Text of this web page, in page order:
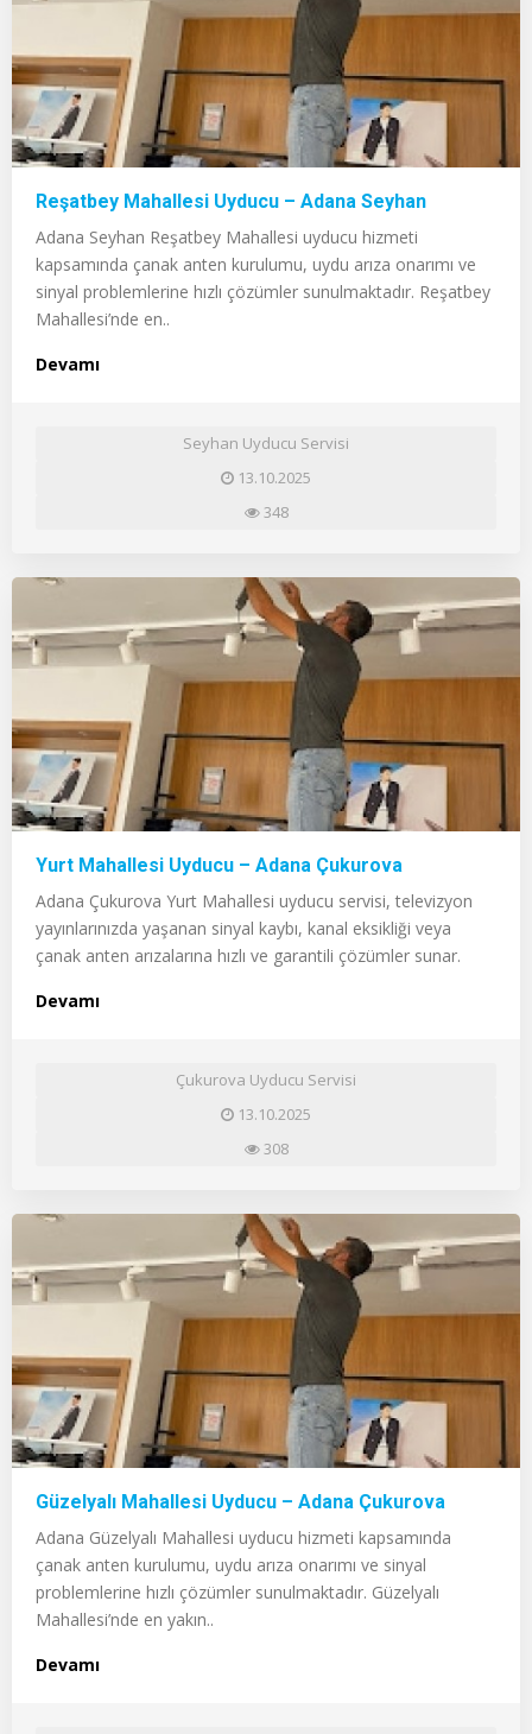
Reşatbey Mahallesi Uyducu – Adana Seyhan
Adana Seyhan Reşatbey Mahallesi uyducu hizmeti
kapsamında çanak anten kurulumu, uydu arıza onarımı ve
sinyal problemlerine hızlı çözümler sunulmaktadır. Reşatbey
Mahallesi’nde en..
Devamı
Seyhan Uyducu Servisi
13.10.2025
348
Yurt Mahallesi Uyducu – Adana Çukurova
Adana Çukurova Yurt Mahallesi uyducu servisi, televizyon
yayınlarınızda yaşanan sinyal kaybı, kanal eksikliği veya
çanak anten arızalarına hızlı ve garantili çözümler sunar.
Devamı
Çukurova Uyducu Servisi
13.10.2025
308
Güzelyalı Mahallesi Uyducu – Adana Çukurova
Adana Güzelyalı Mahallesi uyducu hizmeti kapsamında
çanak anten kurulumu, uydu arıza onarımı ve sinyal
problemlerine hızlı çözümler sunulmaktadır. Güzelyalı
Mahallesi’nde en yakın..
Devamı